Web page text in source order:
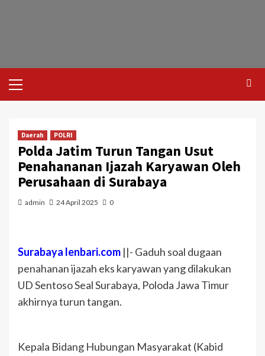
Daerah POLRI
Polda Jatim Turun Tangan Usut
Penahananan Ijazah Karyawan Oleh
Perusahaan di Surabaya
admin 24 April 2025 0
Surabaya lenbari.com ||- Gaduh soal dugaan
penahanan ijazah eks karyawan yang dilakukan
UD Sentoso Seal Surabaya, Poloda Jawa Timur
akhirnya turun tangan.
Kepala Bidang Hubungan Masyarakat (Kabid